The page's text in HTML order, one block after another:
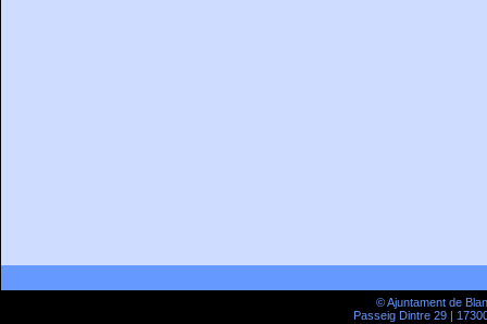
© Ajuntament de
Passeig Dintre 29 |